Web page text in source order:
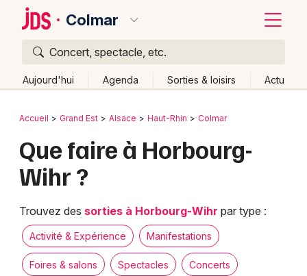
Colmar
Concert, spectacle, etc.
Aujourd'hui Agenda Sorties & loisirs Actu
Publier un événement
Grands événements
Activité & Expérience
Manifestations
Bordeaux
Colmar
Lyon
Marseille
Retour
Accueil Grand Est Alsace Haut-Rhin Colmar
Que faire à Horbourg-
Wihr ?
Trouvez des sorties à Horbourg-Wihr par type :
Activité & Expérience Manifestations
Foires & salons Spectacles Concerts
Quoi ?
Où ?
Près de moi
Changer de lieu
Quand ?
Aujourd'hui
Demain Ce week-end Autre